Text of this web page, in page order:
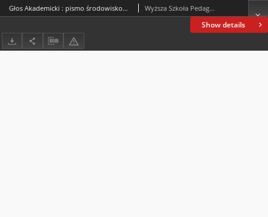
Show details
Głos Akademicki : pismo środowiskowe Wyższej Szkoły Pedagogicznej im. Jana Kochanowskiego w Kielcach. 1999, nr 18 : kwiecień-maj 1999 Wyższa Szkoła Pedagogiczna im. Jana Kochanowskiego (Kielce)